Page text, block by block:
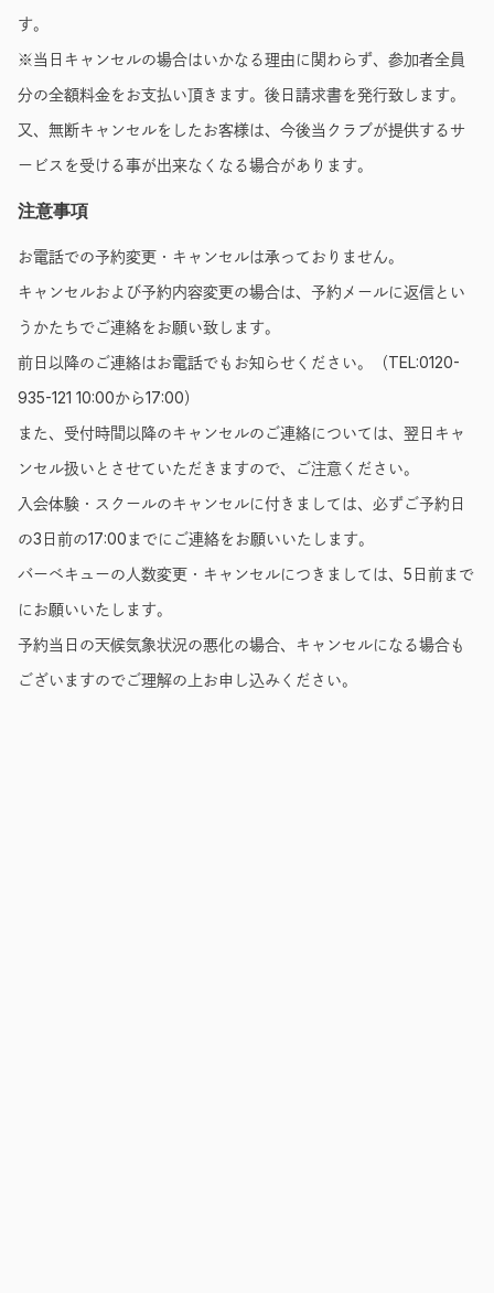
す。
※当日キャンセルの場合はいかなる理由に関わらず、参加者全員
分の全額料金をお支払い頂きます。後日請求書を発行致します。
又、無断キャンセルをしたお客様は、今後当クラブが提供するサ
ービスを受ける事が出来なくなる場合があります。
注意事項
お電話での予約変更・キャンセルは承っておりません。
キャンセルおよび予約内容変更の場合は、予約メールに返信とい
うかたちでご連絡をお願い致します。
前日以降のご連絡はお電話でもお知らせください。（TEL:0120-
935-121 10:00から17:00）
また、受付時間以降のキャンセルのご連絡については、翌日キャ
ンセル扱いとさせていただきますので、ご注意ください。
入会体験・スクールのキャンセルに付きましては、必ずご予約日
の3日前の17:00までにご連絡をお願いいたします。
バーベキューの人数変更・キャンセルにつきましては、5日前まで
にお願いいたします。
予約当日の天候気象状況の悪化の場合、キャンセルになる場合も
ございますのでご理解の上お申し込みください。